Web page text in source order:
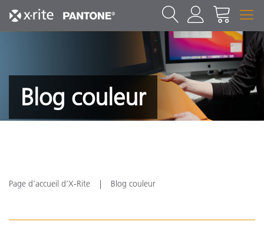
Blog couleur
Page d’accueil d’X-Rite Blog couleur